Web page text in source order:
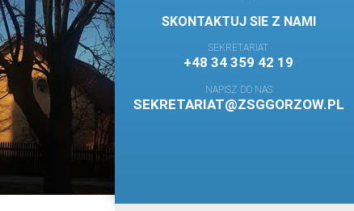
SKONTAKTUJ SIE Z NAMI
SEKRETARIAT
+48 34 359 42 19
NAPISZ DO NAS
SEKRETARIAT@ZSGGORZOW.PL